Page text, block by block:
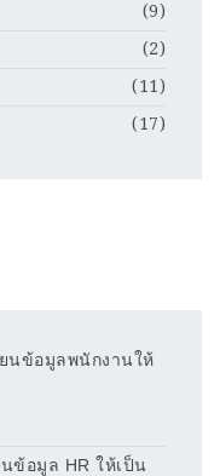
(9)
(2)
(11)
(17)
ยนข้อมูลพนักงานให้
ข้อมูล HR ให้เป็น